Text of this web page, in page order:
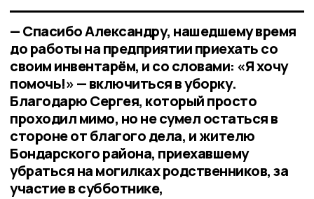
— Спасибо Александру, нашедшему время
до работы на предприятии приехать со
своим инвентарём, и со словами: «Я хочу
помочь!» — включиться в уборку.
Благодарю Сергея, который просто
проходил мимо, но не сумел остаться в
стороне от благого дела, и жителю
Бондарского района, приехавшему
убраться на могилках родственников, за
участие в субботнике,